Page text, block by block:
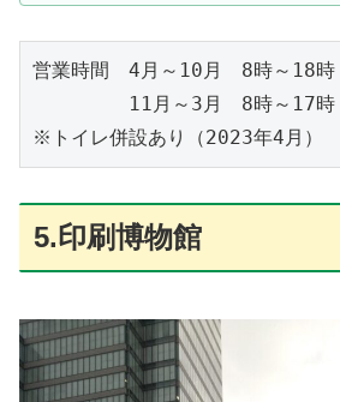
営業時間　4月～10月　8時～18時
11月～3月　8時～17時
※トイレ併設あり（2023年4月）
5.印刷博物館